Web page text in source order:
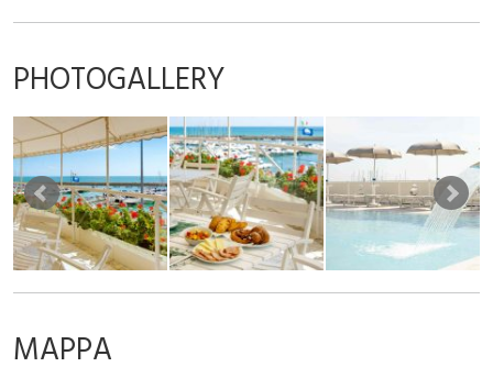
PHOTOGALLERY
MAPPA